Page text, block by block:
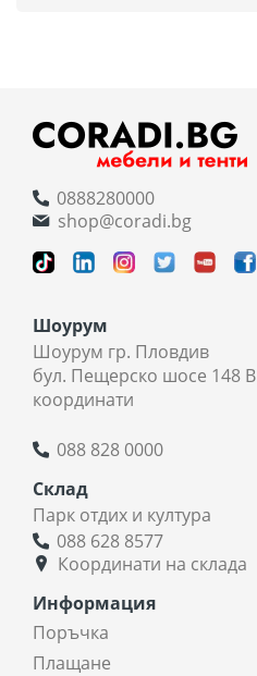
0888280000
shop@coradi.bg
Шоурум
Шоурум гр. Пловдив
бул. Пещерско шосе 148 В
координати
088 828 0000
Склад
Парк отдих и култура
088 628 8577
Координати на склада
Информация
Поръчка
Плащане